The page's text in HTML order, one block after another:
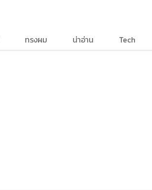
ทรงผม น่าอ่าน Tech